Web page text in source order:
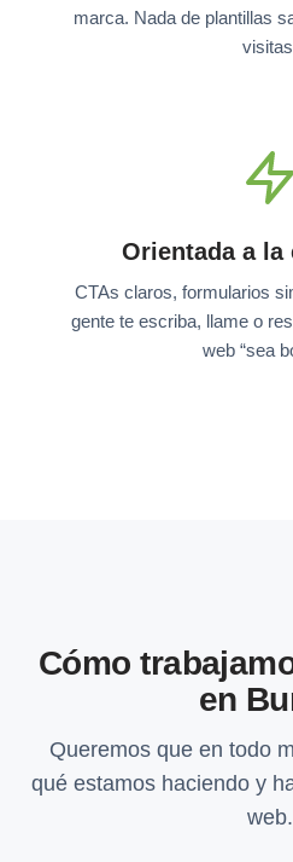
marca. Nada de plantillas
Orientada a la
CTAs claros, formularios
gente te escriba, llame o
web “sea
Cómo
en
Queremos que en todo
qué estamos haciendo y
web.